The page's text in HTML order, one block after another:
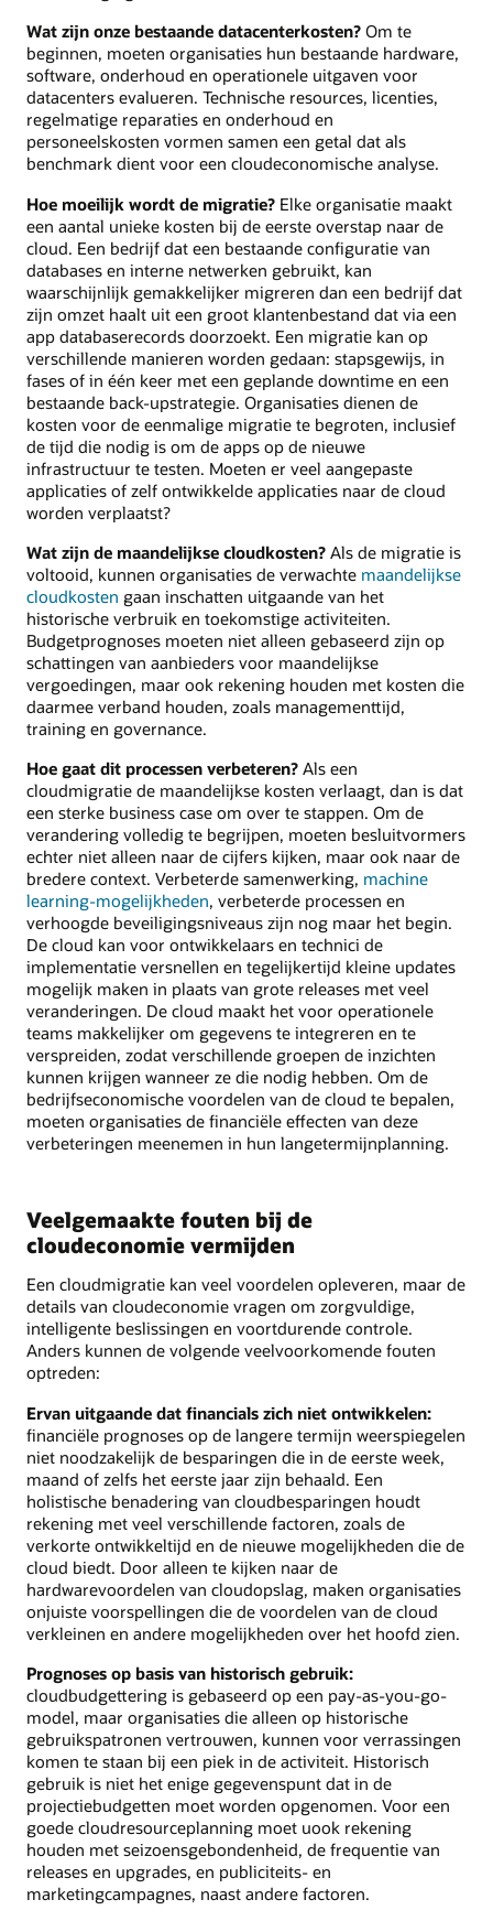
Wat zijn onze bestaande datacenterkosten? Om te
beginnen, moeten organisaties hun bestaande hardware,
software, onderhoud en operationele uitgaven voor
datacenters evalueren. Technische resources, licenties,
regelmatige reparaties en onderhoud en
personeelskosten vormen samen een getal dat als
benchmark dient voor een cloudeconomische analyse.
Hoe moeilijk wordt de migratie? Elke organisatie maakt
een aantal unieke kosten bij de eerste overstap naar de
cloud. Een bedrijf dat een bestaande configuratie van
databases en interne netwerken gebruikt, kan
waarschijnlijk gemakkelijker migreren dan een bedrijf dat
zijn omzet haalt uit een groot klantenbestand dat via een
app databaserecords doorzoekt. Een migratie kan op
verschillende manieren worden gedaan: stapsgewijs, in
fases of in één keer met een geplande downtime en een
bestaande back-upstrategie. Organisaties dienen de
kosten voor de eenmalige migratie te begroten, inclusief
de tijd die nodig is om de apps op de nieuwe
infrastructuur te testen. Moeten er veel aangepaste
applicaties of zelf ontwikkelde applicaties naar de cloud
worden verplaatst?
Wat zijn de maandelijkse cloudkosten? Als de migratie is
voltooid, kunnen organisaties de verwachte maandelijkse
cloudkosten gaan inschatten uitgaande van het
historische verbruik en toekomstige activiteiten.
Budgetprognoses moeten niet alleen gebaseerd zijn op
schattingen van aanbieders voor maandelijkse
vergoedingen, maar ook rekening houden met kosten die
daarmee verband houden, zoals managementtijd,
training en governance.
Hoe gaat dit processen verbeteren? Als een
cloudmigratie de maandelijkse kosten verlaagt, dan is dat
een sterke business case om over te stappen. Om de
verandering volledig te begrijpen, moeten besluitvormers
echter niet alleen naar de cijfers kijken, maar ook naar de
bredere context. Verbeterde samenwerking, machine
learning-mogelijkheden, verbeterde processen en
verhoogde beveiligingsniveaus zijn nog maar het begin.
De cloud kan voor ontwikkelaars en technici de
implementatie versnellen en tegelijkertijd kleine updates
mogelijk maken in plaats van grote releases met veel
veranderingen. De cloud maakt het voor operationele
teams makkelijker om gegevens te integreren en te
verspreiden, zodat verschillende groepen de inzichten
kunnen krijgen wanneer ze die nodig hebben. Om de
bedrijfseconomische voordelen van de cloud te bepalen,
moeten organisaties de financiële effecten van deze
verbeteringen meenemen in hun langetermijnplanning.
Veelgemaakte fouten bij de
cloudeconomie vermijden
Een cloudmigratie kan veel voordelen opleveren, maar de
details van cloudeconomie vragen om zorgvuldige,
intelligente beslissingen en voortdurende controle.
Anders kunnen de volgende veelvoorkomende fouten
optreden:
Ervan uitgaande dat financials zich niet ontwikkelen:
financiële prognoses op de langere termijn weerspiegelen
niet noodzakelijk de besparingen die in de eerste week,
maand of zelfs het eerste jaar zijn behaald. Een
holistische benadering van cloudbesparingen houdt
rekening met veel verschillende factoren, zoals de
verkorte ontwikkeltijd en de nieuwe mogelijkheden die de
cloud biedt. Door alleen te kijken naar de
hardwarevoordelen van cloudopslag, maken organisaties
onjuiste voorspellingen die de voordelen van de cloud
verkleinen en andere mogelijkheden over het hoofd zien.
Prognoses op basis van historisch gebruik:
cloudbudgettering is gebaseerd op een pay-as-you-go-
model, maar organisaties die alleen op historische
gebruikspatronen vertrouwen, kunnen voor verrassingen
komen te staan bij een piek in de activiteit. Historisch
gebruik is niet het enige gegevenspunt dat in de
projectiebudgetten moet worden opgenomen. Voor een
goede cloudresourceplanning moet uook rekening
houden met seizoensgebondenheid, de frequentie van
releases en upgrades, en publiciteits- en
marketingcampagnes, naast andere factoren.